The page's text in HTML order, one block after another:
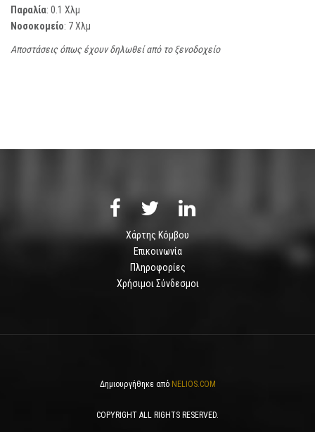
Παραλία: 0.1 Χλμ
Νοσοκομείο: 7 Χλμ
Αποστάσεις όπως έχουν δηλωθεί από το ξενοδοχείο
Χάρτης Κόμβου
Επικοινωνία
Πληροφορίες
Χρήσιμοι Σύνδεσμοι
Δημιουργήθηκε από NELIOS.COM
COPYRIGHT ALL RIGHTS RESERVED.